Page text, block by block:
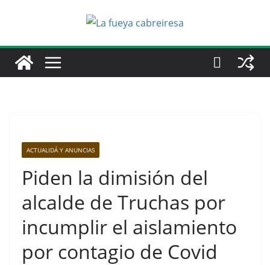
ACTUALIDÁ Y ANUNCIAS
Piden la dimisión del
alcalde de Truchas por
incumplir el aislamiento
por contagio de Covid